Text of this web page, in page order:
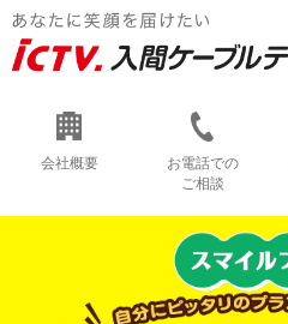
会社概要
お電話での
ご相談